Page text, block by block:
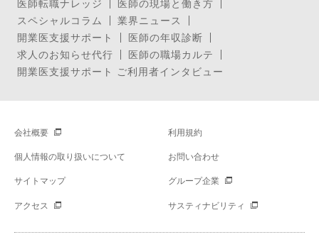
医師転職ナレッジ
医師の現場と働き方
スペシャルコラム
業界ニュース
開業医支援サポート
医師の年収診断
求人のお知らせ代行
医師の職場カルテ
開業医支援サポート ご利用者インタビュー
会社概要 利用規約
個人情報の取り扱いについて お問い合わせ
サイトマップ グループ企業
アクセス サスティナビリティ